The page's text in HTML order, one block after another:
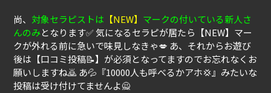
尚、 対象セラピストは 【NEW】 マークの付いている新人さ
んのみとなります✅ 気になるセラピが居たら【NEW】マー
クが外れる前に急いで味見しなきゃ💋 あ、それからお遊び
後は【口コミ投稿📝】が必須となってますのでお忘れなくお
願いしますね🙇 あ💦『10000人も呼べるかアホ💢』みたいな
投稿は受け付けてませんよ🙅